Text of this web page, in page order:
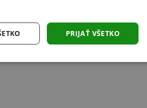
PRIJAŤ VŠETKO